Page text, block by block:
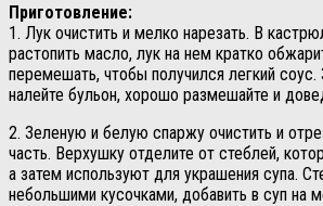
Приготовление:
1. Лук очистить и мелко нарезать. В
растопить масло, лук на нем кратко
перемешать, чтобы получился легкий
налейте бульон, хорошо размешайте и
2. Зеленую и белую спаржу очистить и
часть. Верхушку отделите от стеблей,
а затем используют для украшения супа.
небольшими кусочками, добавить в суп на